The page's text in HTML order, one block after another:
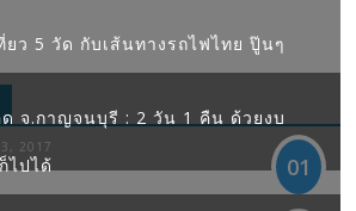
ยว 5 วัด กับเส้นทางรถไฟไทย ปู๊นๆ
2017
01
จ.กาญจนบุรี : 2 วัน 1 คืน ด้วยงบ
ไปได้